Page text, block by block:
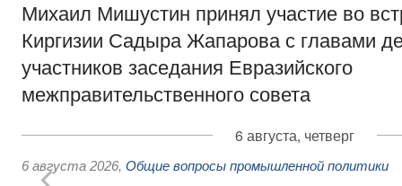
Михаил Мишустин принял участие во
Киргизии Садыра Жапарова с главами
участников заседания Евразийского
межправительственного совета
6 августа, четверг
6 августа 2026, Общие вопросы промышленной политики